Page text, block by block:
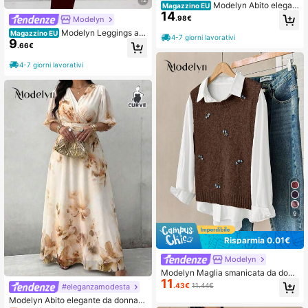
Modelyn
Magazzino EU Modelyn Leggings ad
erenti a vita regolabile in colore unit
o, elastici e aderenti
9.66€
4-7 giorni lavorativi
#eleganzamodesta
Modelyn Abito elegante da donna t
Magazzino EU Modelyn Abito elegan
te a balze con scollo a canottiera in
chiffon giallo, adatto per la primaver
a/estate
14.98€
4-7 giorni lavorativi
9
Risparmia 0.01€
Modelyn
Modelyn Maglia smanicata da donn
a a girocollo in tinta unita con ricam
o
11 .43€ 11.44€